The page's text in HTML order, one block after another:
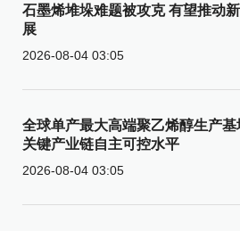
石墨烯堆垛难题被攻克 有望推动
展
2026-08-04 03:05
全球单产最大高端聚乙烯醇生产
关键产业链自主可控水平
2026-08-04 03:05